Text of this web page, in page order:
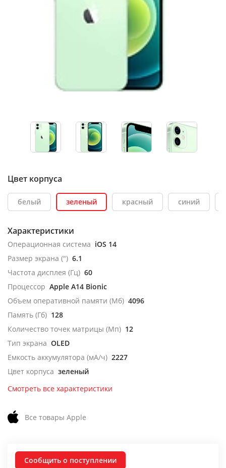
Цвет корпуса
белый зеленый красный синий
Характеристики
Операционная система iOS 14
Размер экрана (") 6.1
Частота дисплея (Гц) 60
Процессор Apple A14 Bionic
Объем оперативной памяти (Мб) 4096
Память (Гб) 128
Количество точек матрицы (Мп) 12
Тип экрана OLED
Емкость аккумулятора (мА/ч) 2227
Цвет корпуса зеленый
Смотреть все характеристики
Все товары Apple
Сообщить о поступлении